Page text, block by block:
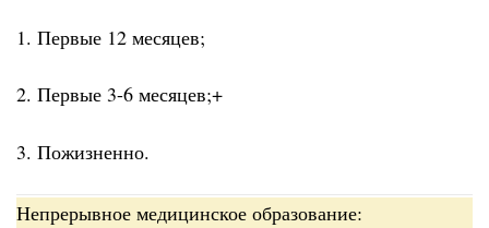
1. Первые 12 месяцев;
2. Первые 3-6 месяцев;+
3. Пожизненно.
Непрерывное медицинское образование: